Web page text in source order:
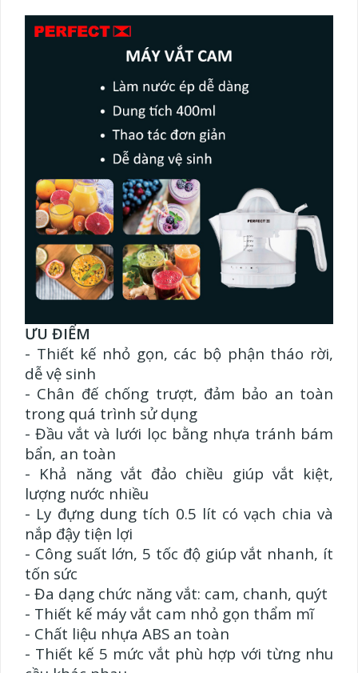
ƯU ĐIỂM
- Thiết kế nhỏ gọn, các bộ phận tháo rời,
dễ vệ sinh
- Chân đế chống trượt, đảm bảo an toàn
trong quá trình sử dụng
- Đầu vắt và lưới lọc bằng nhựa tránh bám
bẩn, an toàn
- Khả năng vắt đảo chiều giúp vắt kiệt,
lượng nước nhiều
- Ly đựng dung tích 0.5 lít có vạch chia và
nắp đậy tiện lợi
- Công suất lớn, 5 tốc độ giúp vắt nhanh, ít
tốn sức
- Đa dạng chức năng vắt: cam, chanh, quýt
- Thiết kế máy vắt cam nhỏ gọn thẩm mĩ
- Chất liệu nhựa ABS an toàn
- Thiết kế 5 mức vắt phù hợp với từng nhu